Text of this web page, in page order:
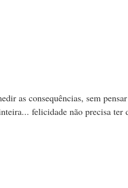
as consequências, sem
felicidade não precisa ter